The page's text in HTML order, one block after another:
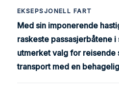
EKSEPSJONELL FART
Med sin imponerende
raskeste passasjerbåtene
utmerket valg for reisende
transport med en